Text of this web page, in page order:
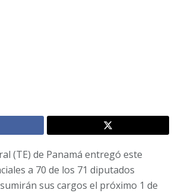
(TE) de Panamá entregó este
a 70 de los 71 diputados
sus cargos el próximo 1 de